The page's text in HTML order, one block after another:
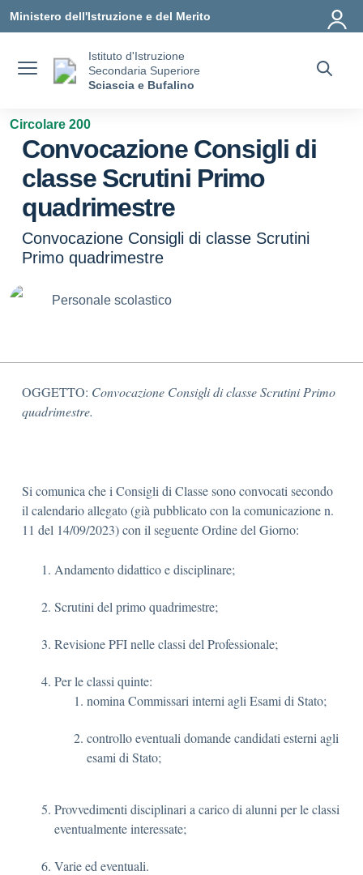
Ministero dell'Istruzione e del Merito
Istituto d'Istruzione
Secondaria Superiore
Sciascia e Bufalino
Circolare 200
Convocazione Consigli di
classe Scrutini Primo
quadrimestre
Convocazione Consigli di classe Scrutini
Primo quadrimestre
Personale scolastico
OGGETTO: Convocazione Consigli di classe Scrutini Primo
quadrimestre.
Si comunica che i Consigli di Classe sono convocati secondo
il calendario allegato (già pubblicato con la comunicazione n.
11 del 14/09/2023) con il seguente Ordine del Giorno:
Andamento didattico e disciplinare;
Scrutini del primo quadrimestre;
Revisione PFI nelle classi del Professionale;
Per le classi quinte:
nomina Commissari interni agli Esami di Stato;
controllo eventuali domande candidati esterni agli
esami di Stato;
Provvedimenti disciplinari a carico di alunni per le classi
eventualmente interessate;
Varie ed eventuali.